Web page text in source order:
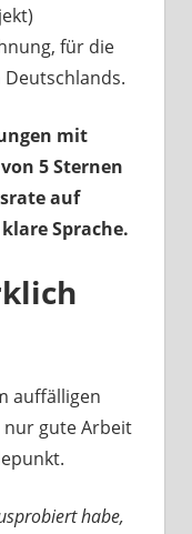
für die
mit
5 Sternen
auf
Sprache.
auffälligen
nur gute Arbeit
habe,